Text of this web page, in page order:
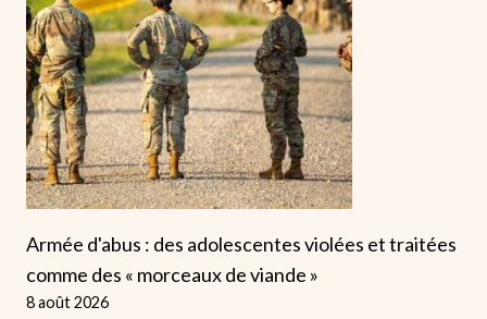
Armée d'abus : des adolescentes violées et traitées
comme des « morceaux de viande »
8 août 2026